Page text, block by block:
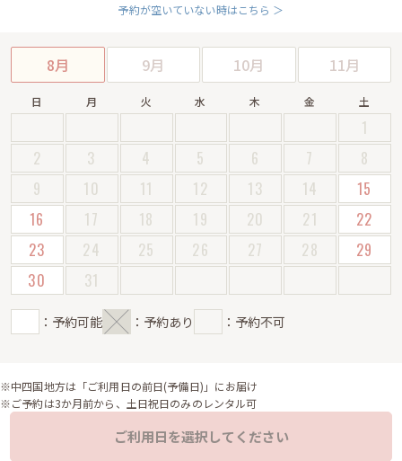
予約が空いていない時はこちら ＞
8月 9月 10月 11月
日 月 火 水 木 金 土
1
2
3 4 5 6 7
8
9
10 11 12 13 14
15
16
17 18 19 20 21
22
23
24 25 26 27 28
29
30
31
：予約可能 ：予約あり ：予約不可
※中四国地方は「ご利用日の前日(予備日)」にお届け
※ご予約は3か月前から、土日祝日のみのレンタル可
ご利用日を選択してください